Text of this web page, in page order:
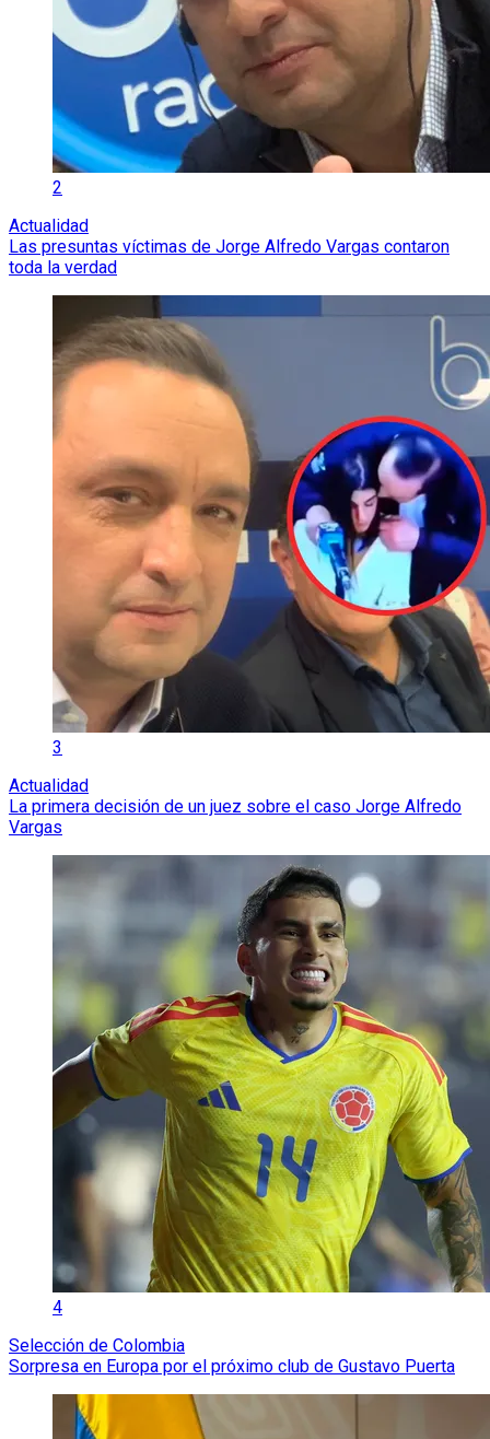
2
Actualidad
Las presuntas víctimas de Jorge Alfredo Vargas contaron
toda la verdad
3
Actualidad
La primera decisión de un juez sobre el caso Jorge Alfredo
Vargas
4
Selección de Colombia
Sorpresa en Europa por el próximo club de Gustavo Puerta